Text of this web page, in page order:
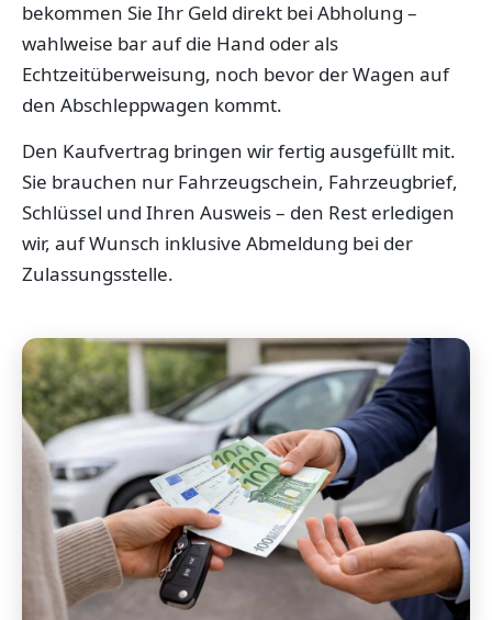
bekommen Sie Ihr Geld direkt bei Abholung –
wahlweise bar auf die Hand oder als
Echtzeitüberweisung, noch bevor der Wagen auf
den Abschleppwagen kommt.
Den Kaufvertrag bringen wir fertig ausgefüllt mit.
Sie brauchen nur Fahrzeugschein, Fahrzeugbrief,
Schlüssel und Ihren Ausweis – den Rest erledigen
wir, auf Wunsch inklusive Abmeldung bei der
Zulassungsstelle.